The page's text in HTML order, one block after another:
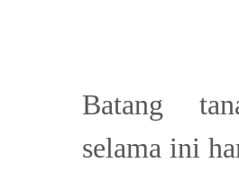
Batang
selama ini